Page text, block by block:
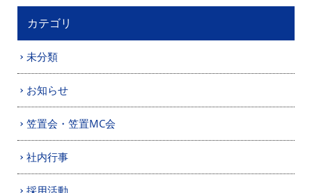
カテゴリ
未分類
お知らせ
笠置会・笠置MC会
社内行事